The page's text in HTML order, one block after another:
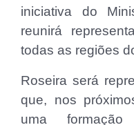
iniciativa do
reunirá
todas as regiões
Roseira será
que, nos
uma